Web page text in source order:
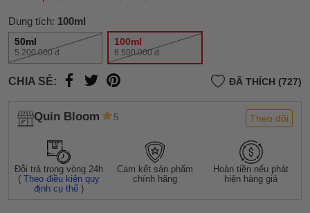
Dung tích: 100ml
50ml
5.200.000 đ
100ml
6.500.000 đ
CHIA SẺ: ĐÃ THÍCH (727)
Quin Bloom 5 Theo dõi
Đỗi trả trong vòng 24h
(Theo điều kiện quy
định cụ thể )
Cam kết sản phẩm
chính hãng
Hoàn tiền nếu phát
hiện hàng giả